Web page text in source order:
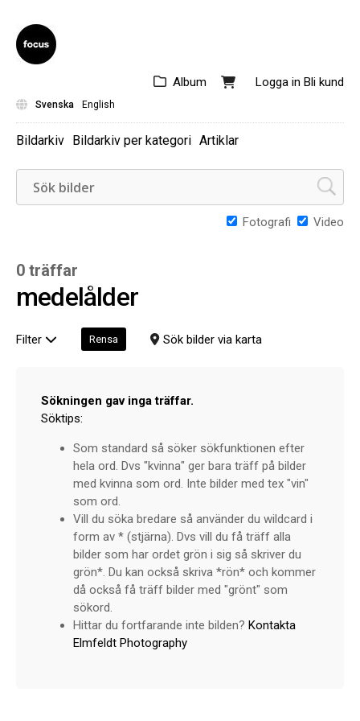
Logga in Bli kund
Album
Svenska English
Bildarkiv Bildarkiv per kategori Artiklar
Fotografi Video
0 träffar
medelålder
Filter Rensa Sök bilder via karta
Sökningen gav inga träffar.
Söktips:
Som standard så söker sökfunktionen efter
hela ord. Dvs "kvinna" ger bara träff på bilder
med kvinna som ord. Inte bilder med tex "vin"
som ord.
Vill du söka bredare så använder du wildcard i
form av * (stjärna). Dvs vill du få träff alla
bilder som har ordet grön i sig så skriver du
grön*. Du kan också skriva *rön* och kommer
då också få träff bilder med "grönt" som
sökord.
Hittar du fortfarande inte bilden? Kontakta
Elmfeldt Photography